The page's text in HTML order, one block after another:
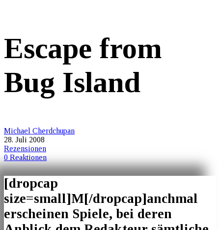
Escape from
Bug Island
Michael Cherdchupan
28. Juli 2008
Rezensionen
0 Reaktionen
[dropcap
size=small]M[/dropcap]anchmal
erscheinen Spiele, bei deren